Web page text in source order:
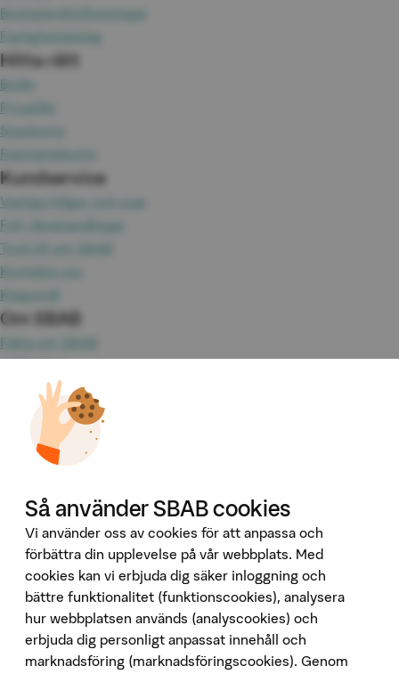
Bostadsrättsföreningar
Fastighetsbolag
Hitta rätt
Bolån
Privatlån
Sparkonto
Fasträntekonto
Kundservice
Vanliga frågor och svar
Fyll i lånehandlingar
Tyck till om SBAB
Kontakta oss
Klagomål
Om SBAB
Fakta om SBAB
Jobba hos oss
Investor Relations
Omvärld & analyser
Våra tjänster
Booli
Booli Pro
Hittamäklare
Developer Portal
Följ oss på sociala medier
Så använder SBAB cookies
Vi använder oss av cookies för att anpassa och
förbättra din upplevelse på vår webbplats. Med
cookies kan vi erbjuda dig säker inloggning och
bättre funktionalitet (funktionscookies), analysera
hur webbplatsen används (analyscookies) och
erbjuda dig personligt anpassat innehåll och
marknadsföring (marknadsföringscookies). Genom